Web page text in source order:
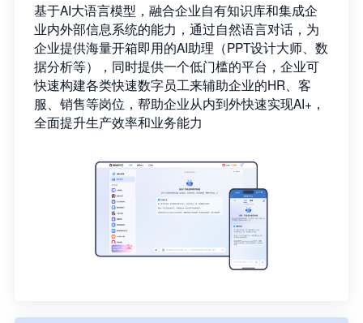
基于AI大语言模型，融合企业自有知识库和集成企
业内外部信息系统的能力，通过自然语言对话，为
企业提供海量开箱即用的AI助理（PPT设计大师、数
据分析等），同时提供一个低门槛的平台，企业可
快速构建各类快速数字员工来辅助企业的HR、客
服、销售等岗位，帮助企业从内到外快速实现AI+，
全面提升生产效率和业务能力